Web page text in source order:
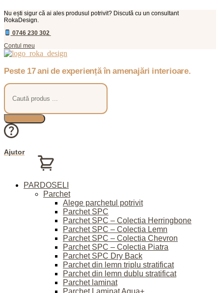
Nu ești sigur că ai ales produsul potrivit? Discută cu un consultant
RokaDesign.
0746 230 302
Contul meu
Peste 17 ani de experiență în amenajări interioare.
Products
search
Ajutor
PARDOSELI
Parchet
Alege parchetul potrivit
Parchet SPC
Parchet SPC – Colectia Herringbone
Parchet SPC – Colectia Lemn
Parchet SPC – Colectia Chevron
Parchet SPC – Colectia Piatra
Parchet SPC Dry Back
Parchet din lemn triplu stratificat
Parchet din lemn dublu stratificat
Parchet laminat